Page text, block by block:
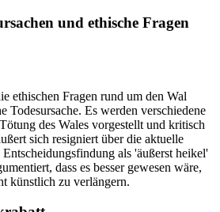
und ethische Fragen
ethischen Fragen rund um den Wal
Todesursache. Es werden verschiedene
des Wales vorgestellt und kritisch
sich resigniert über die aktuelle
als 'äußerst heikel'
dass es besser gewesen wäre,
künstlich zu verlängern.